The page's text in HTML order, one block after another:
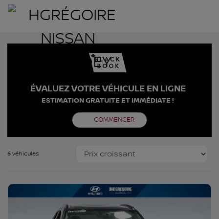
ÉVALUEZ VOTRE VÉHICULE EN LIGNE
ESTIMATION GRATUITE ET IMMÉDIATE !
COMMENCER
6 véhicules